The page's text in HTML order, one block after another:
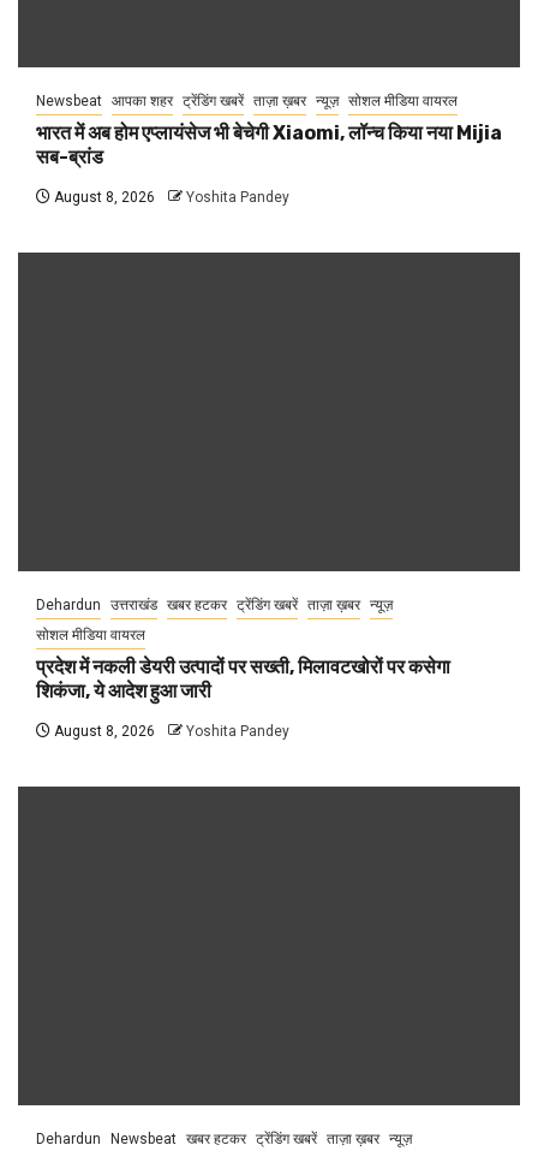
Newsbeat आपका शहर ट्रेंडिंग खबरें ताज़ा ख़बर न्यूज़ सोशल मीडिया वायरल
भारत में अब होम एप्लायंसेज भी बेचेगी Xiaomi, लॉन्च किया नया Mijia
सब-ब्रांड
August 8, 2026 Yoshita Pandey
Dehardun उत्तराखंड खबर हटकर ट्रेंडिंग खबरें ताज़ा ख़बर न्यूज़
सोशल मीडिया वायरल
प्रदेश में नकली डेयरी उत्पादों पर सख्ती, मिलावटखोरों पर कसेगा
शिकंजा, ये आदेश हुआ जारी
August 8, 2026 Yoshita Pandey
Dehardun Newsbeat खबर हटकर ट्रेंडिंग खबरें ताज़ा ख़बर न्यूज़